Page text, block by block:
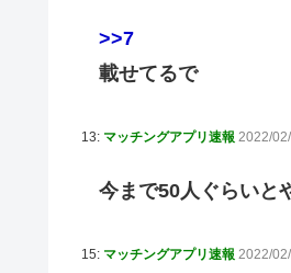
>>7
載せてるで
13: マッチングアプリ速報 2022/
今まで50人ぐらいと
15: マッチングアプリ速報 2022/